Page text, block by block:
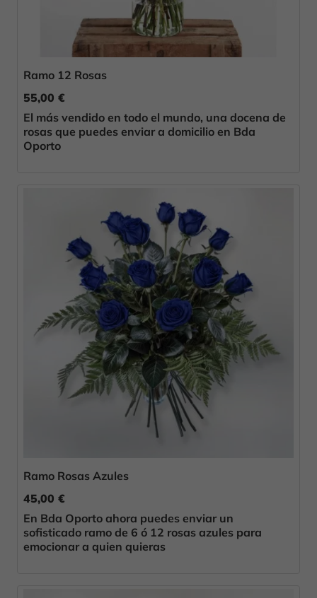
Ramo 12 Rosas
55,00 €
El más vendido en todo el mundo, una docena de
rosas que puedes enviar a domicilio en Bda
Oporto
Ramo Rosas Azules
45,00 €
En Bda Oporto ahora puedes enviar un
sofisticado ramo de 6 ó 12 rosas azules para
emocionar a quien quieras